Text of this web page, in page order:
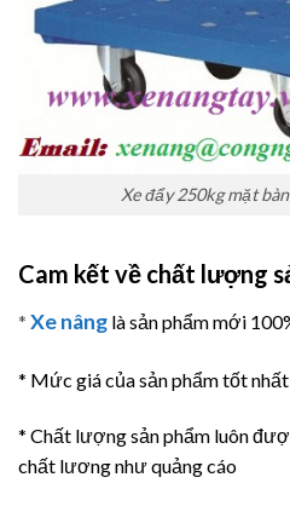
Xe đẩy 250kg mặt
Cam kết về chất lượng
* Xe nâng là sản phẩm mới
* Mức giá của sản phẩm tốt
* Chất lượng sản phẩm luôn
chất lương như quảng cáo